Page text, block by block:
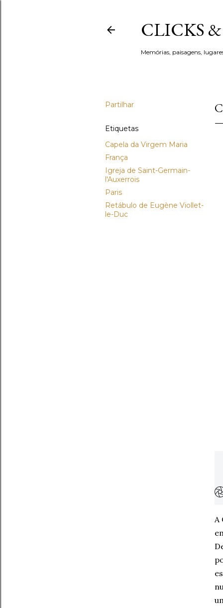
CLICKS
Memórias, paisagens,
Partilhar
Etiquetas
Capela da Virgem Maria
França
Igreja de Saint-Germain-
l'Auxerrois
Paris
Retábulo de Eugène Viollet-
le-Duc
A